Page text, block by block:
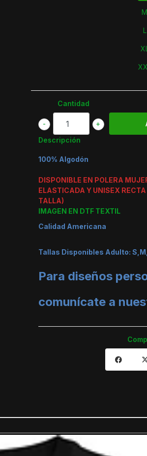
M
L
Cantidad
+
-
Descripción
100% Algodón
DISPONIBLE EN POLERA
ELASTICADA Y UNISEX
TALLA)
IMAGEN EN DTF TEXTIL
Calidad Americana
Tallas Disponibles Adulto:
Para diseños
comunícate a